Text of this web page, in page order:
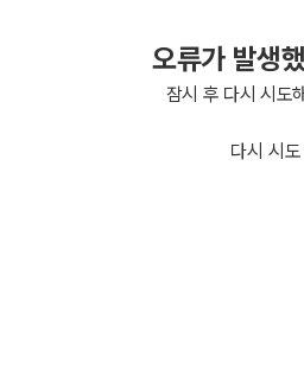
오류가 발생
잠시 후 다시 시도
다시 시도